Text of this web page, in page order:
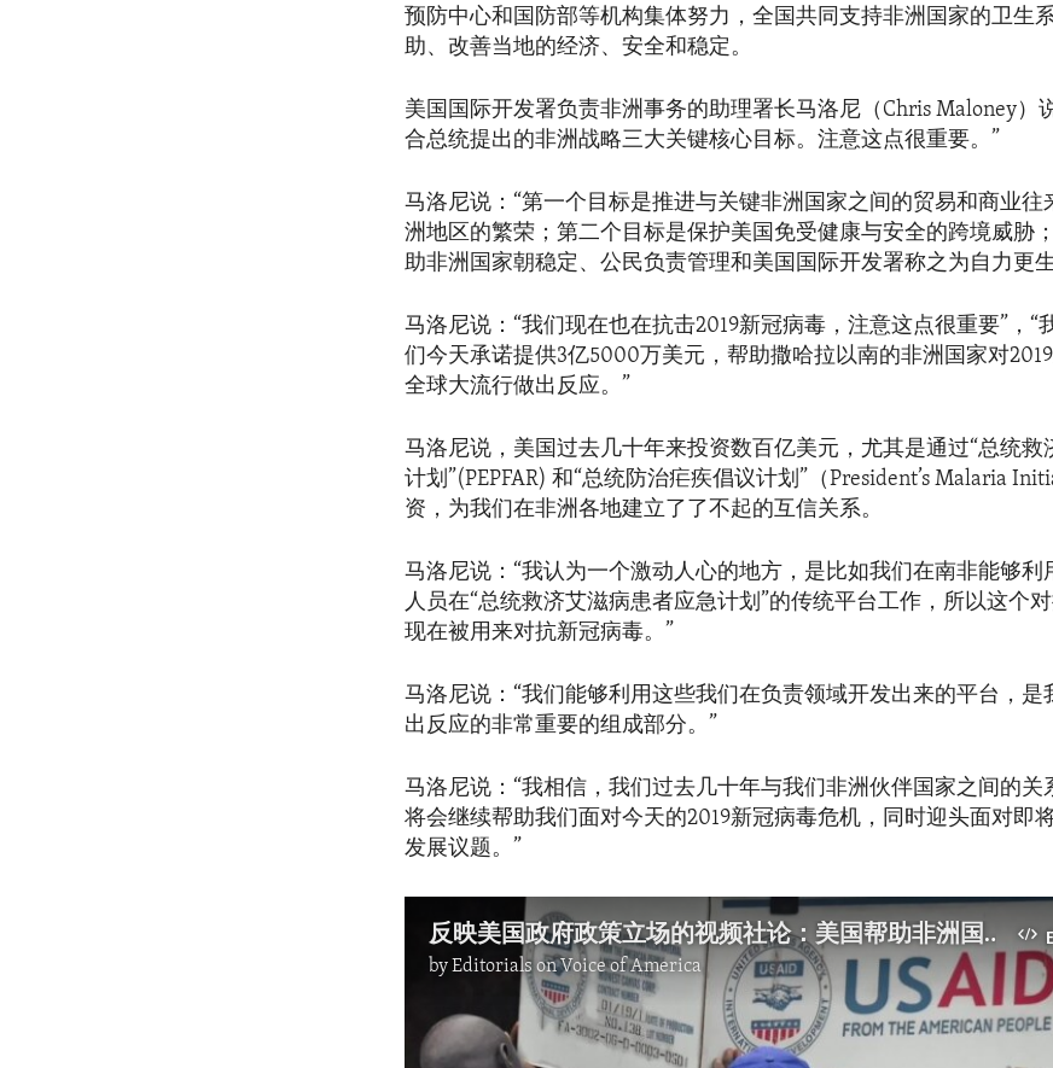
预防中心和国防部等机构集体努力，全国共同支持非洲国家的卫生
助、改善当地的经济、安全和稳定。
美国国际开发署负责非洲事务的助理署长马洛尼（Chris Maloney）
合总统提出的非洲战略三大关键核心目标。注意这点很重要。”
马洛尼说：“第一个目标是推进与关键非洲国家之间的贸易和商业往
洲地区的繁荣；第二个目标是保护美国免受健康与安全的跨境威胁
助非洲国家朝稳定、公民负责管理和美国国际开发署称之为自力更
马洛尼说：“我们现在也在抗击2019新冠病毒，注意这点很重要”，“
们今天承诺提供3亿5000万美元，帮助撒哈拉以南的非洲国家对
全球大流行做出反应。”
马洛尼说，美国过去几十年来投资数百亿美元，尤其是通过“总统救
计划”(PEPFAR) 和“总统防治疟疾倡议计划”（President’s Malaria
资，为我们在非洲各地建立了了不起的互信关系。
马洛尼说：“我认为一个激动人心的地方，是比如我们在南非能够利
人员在“总统救济艾滋病患者应急计划”的传统平台工作，所以这个
现在被用来对抗新冠病毒。”
马洛尼说：“我们能够利用这些我们在负责领域开发出来的平台，是
出反应的非常重要的组成部分。”
马洛尼说：“我相信，我们过去几十年与我们非洲伙伴国家之间的关
将会继续帮助我们面对今天的2019新冠病毒危机，同时迎头面对即
发展议题。”
反映美国政府政策立场的视频社论：美国帮助非洲国家抗疫
byEditorials on Voice of America